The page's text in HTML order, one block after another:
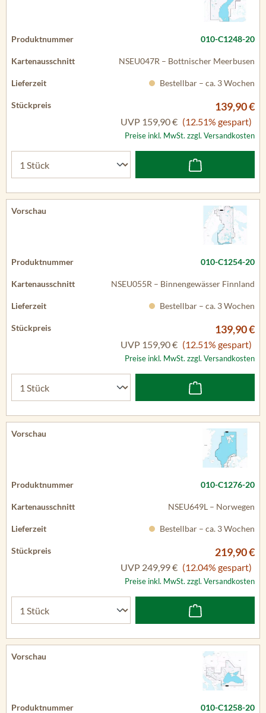
010-C1248-20
NSEU047R – Bottnischer Meerbusen
Bestellbar – ca. 3 Wochen
139,90 €
UVP 159,90 € (12.51% gespart)
Preise inkl. MwSt. zzgl. Versandkosten
010-C1254-20
NSEU055R – Binnengewässer Finnland
Bestellbar – ca. 3 Wochen
139,90 €
UVP 159,90 € (12.51% gespart)
Preise inkl. MwSt. zzgl. Versandkosten
010-C1276-20
NSEU649L – Norwegen
Bestellbar – ca. 3 Wochen
219,90 €
UVP 249,99 € (12.04% gespart)
Preise inkl. MwSt. zzgl. Versandkosten
010-C1258-20